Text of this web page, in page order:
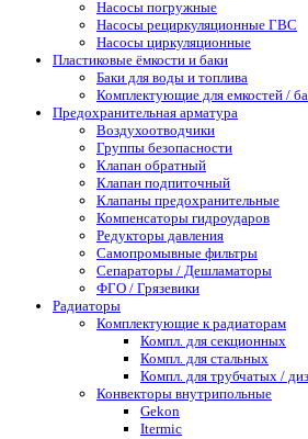
Насосы погружные
Насосы рециркуляционные ГВС
Насосы циркуляционные
Пластиковые ёмкости и баки
Баки для воды и топлива
Комплектующие для емкостей /
Предохранительная арматура
Воздухоотводчики
Группы безопасности
Клапан обратный
Клапан подпиточный
Клапаны предохранительные
Компенсаторы гидроударов
Редукторы давления
Самопромывные фильтры
Сепараторы / Дешламаторы
ФГО / Грязевики
Радиаторы
Комплектующие к радиаторам
Компл. для секционных
Компл. для стальных
Компл. для трубчатых /
Конвекторы внутрипольные
Gekon
Itermic